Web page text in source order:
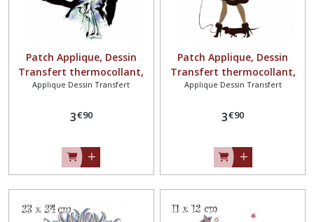
Patch Applique, Dessin
Transfert thermocollant,
FEMME RETRO ** 12 x 17 cm
T212
Applique Dessin Transfert
3€90
Patch Applique, Dessin
Transfert thermocollant,
FEMME ÉLÉGANTE,
cm ** sérigraphie à
Applique Dessin Transfert
3€90